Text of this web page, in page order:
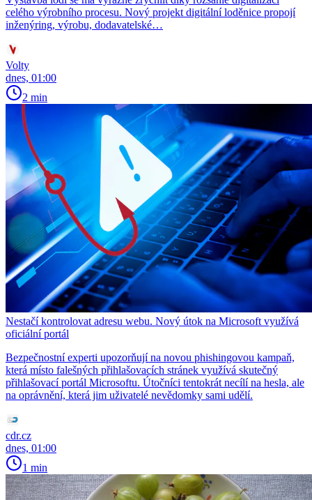
celého výrobního procesu. Nový projekt digitální loděnice propojí
inženýring, výrobu, dodavatelské…
Volty
dnes, 01:00
2 min
Nestačí kontrolovat adresu webu. Nový útok na Microsoft využívá
oficiální portál
Bezpečnostní experti upozorňují na novou phishingovou kampaň,
která místo falešných přihlašovacích stránek využívá skutečný
přihlašovací portál Microsoftu. Útočníci tentokrát necílí na hesla, ale
na oprávnění, která jim uživatelé nevědomky sami udělí.
cdr.cz
dnes, 01:00
1 min